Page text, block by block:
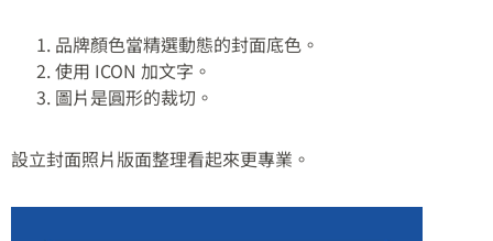
品牌顏色當精選動態的封面底色。
使用 ICON 加文字。
圖片是圓形的裁切。
設立封面照片版面整理看起來更專業。